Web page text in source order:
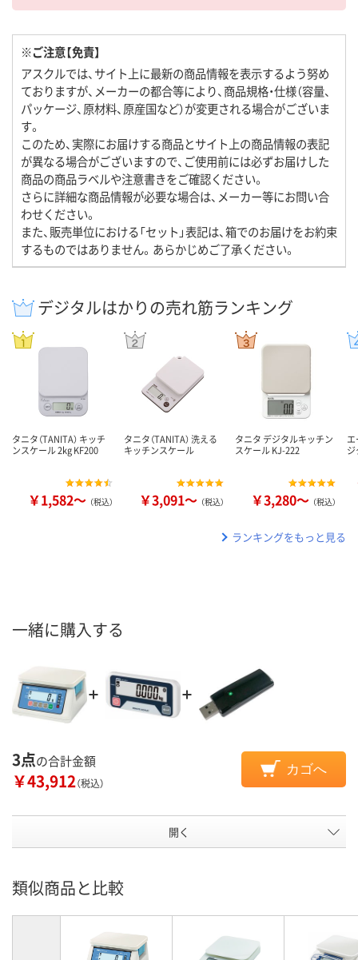
※ご注意【免責】
アスクルでは、サイト上に最新の商品情報を表示するよう努め
ておりますが、メーカーの都合等により、商品規格・仕様（容量、
パッケージ、原材料、原産国など）が変更される場合がございま
す。
このため、実際にお届けする商品とサイト上の商品情報の表記
が異なる場合がございますので、ご使用前には必ずお届けした
商品の商品ラベルや注意書きをご確認ください。
さらに詳細な商品情報が必要な場合は、メーカー等にお問い合
わせください。
また、販売単位における「セット」表記は、箱でのお届けをお約束
するものではありません。あらかじめご了承ください。
デジタルはかりの売れ筋ランキング
タニタ（TANITA） キッチ
ンスケール 2kg KF200
￥1,582～ （税込）
タニタ（TANITA） 洗える
キッチンスケール
￥3,091～ （税込）
タニタ デジタルキッチン
スケール KJ-222
￥3,280～ （税込）
エ
ランキングをもっと見る
一緒に購入する
3点の合計金額
￥43,912（税込）
カゴへ
開く
類似商品と比較